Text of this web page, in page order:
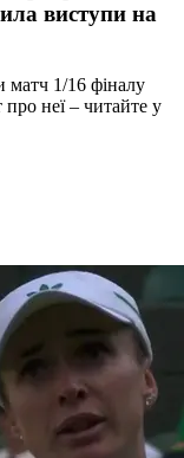
виступи на
матч 1/16 фіналу
про неї – читайте у